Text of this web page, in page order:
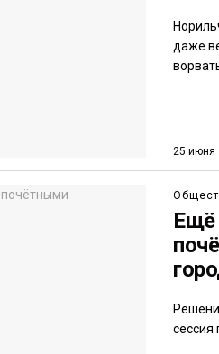
даже
25 июня
Ещё
сессия